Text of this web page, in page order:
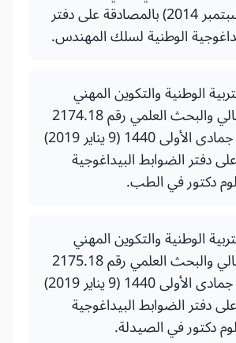
1435 (30سبتمبر 2014) بالمصادقة على دفتر
الوطنية لسلك المهندس.
الوطنية والتكوين المهني
والتعليم العالي والبحث العلمي رقم 2174.18
صادر في 2 جمادى الأولى 1440 (9 يناير 2019)
دفتر الضوابط البيداغوجية
دكتور في الطب.
الوطنية والتكوين المهني
والتعليم العالي والبحث العلمي رقم 2175.18
صادر في 2 جمادى الأولى 1440 (9 يناير 2019)
دفتر الضوابط البيداغوجية
دكتور في الصيدلة.